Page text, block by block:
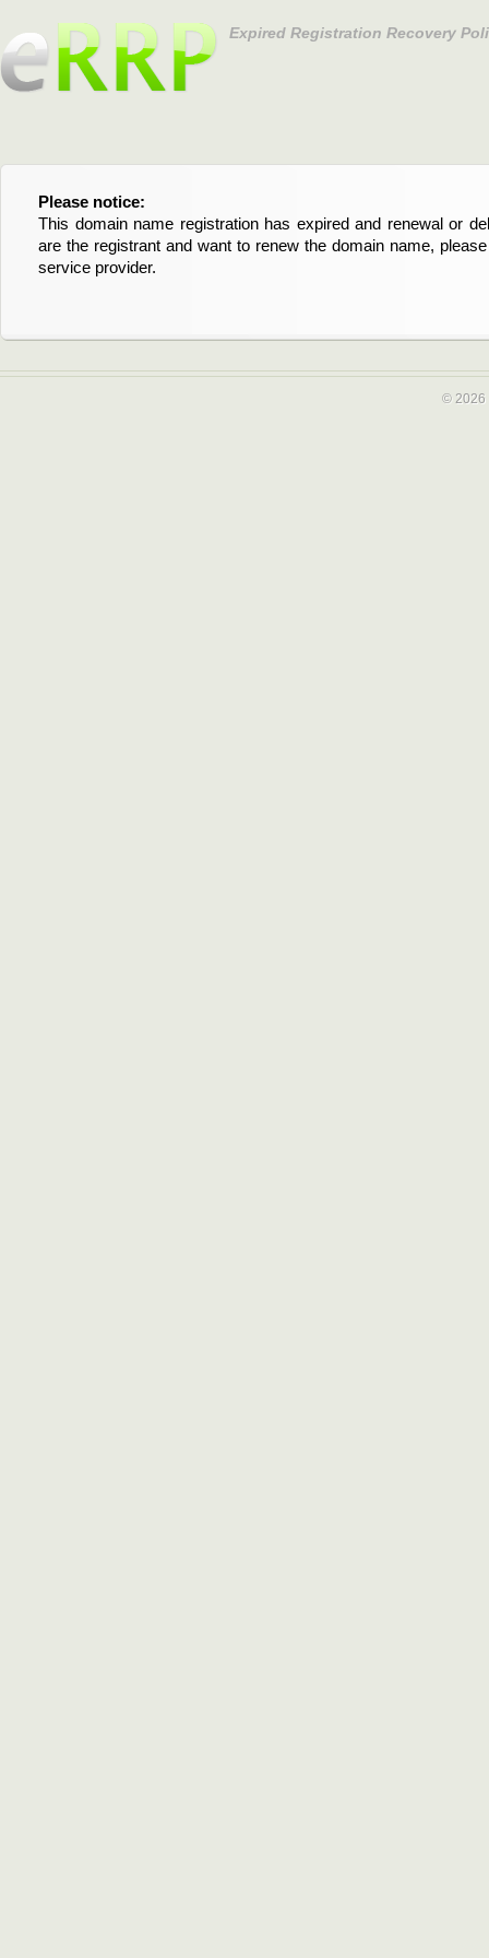
Expired Registration Recovery
Please notice:
This domain name registration has expired and renewal or
are the registrant and want to renew the domain name,
service provider.
Bitte beachten Sie:
Diese Domainregistrierung ist abgelaufen und die
Domain stehen an. Wenn Sie der Registrant sind und
verlängern möchten, kontaktieren Sie bitte Ihren Service-
© 2026